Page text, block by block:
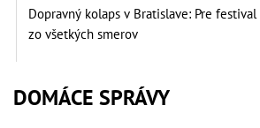
Dopravný kolaps v Bratislave: Pre
zo všetkých smerov
DOMÁCE SPRÁVY